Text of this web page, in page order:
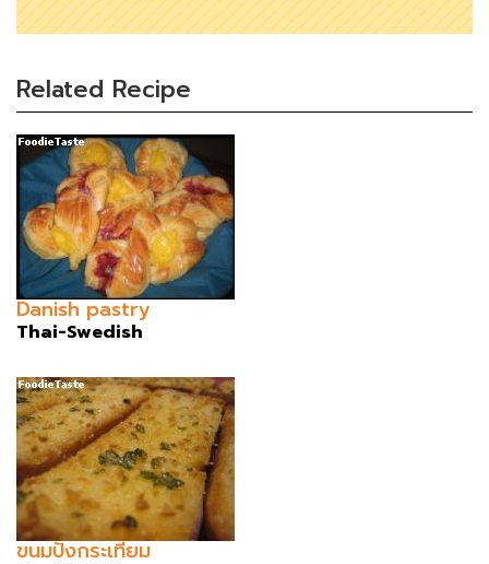
Related Recipe
Danish pastry
Thai-Swedish
ขนมปังกระเทียม